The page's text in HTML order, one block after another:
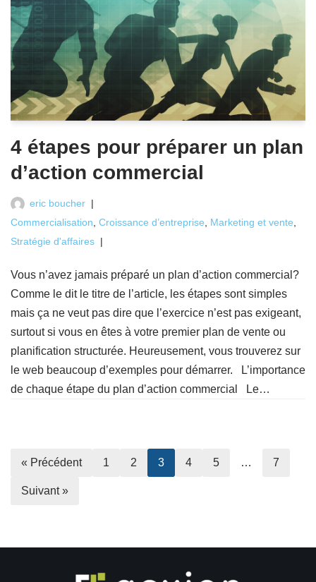
4 étapes pour préparer un plan
d’action commercial
eric boucher
Commercialisation Croissance d’entreprise Marketing et vente
Stratégie d'affaires
Vous n’avez jamais préparé un plan d’action commercial?
Comme le dit le titre de l’article, les étapes sont simples
mais ça ne veut pas dire que l’exercice n’est pas exigeant,
surtout si vous en êtes à votre premier plan de vente ou
planification structurée. Heureusement, vous trouverez sur
le web beaucoup d’exemples pour démarrer. L’importance
de chaque étape du plan d’action commercial Le…
« Précédent 1 2 3 4 5 … 7
Suivant »